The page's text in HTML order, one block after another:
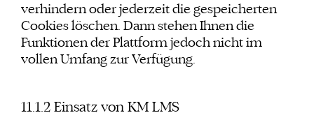
verhindern oder jederzeit die gespeicherten
Cookies löschen. Dann stehen Ihnen die
Funktionen der Plattform jedoch nicht im
vollen Umfang zur Verfügung.
11.1.2 Einsatz von KM LMS